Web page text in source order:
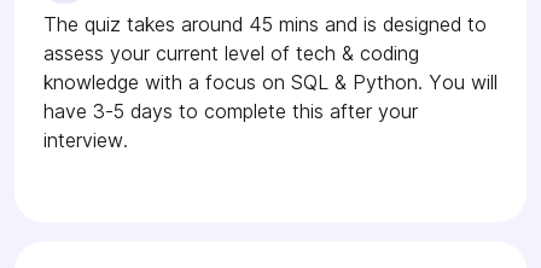
The quiz takes around 45 mins and is designed to
assess your current level of tech & coding
knowledge with a focus on SQL & Python. You will
have 3-5 days to complete this after your
interview.